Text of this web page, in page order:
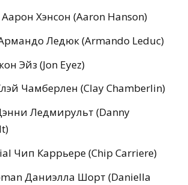
Хэнсон (Aaron Hanson)
Ледюк (Armando Leduc)
Эйз (Jon Eyez)
Чамберлен (Clay Chamberlin)
Ледмирульт (Danny
Чип Каррьере (Chip Carriere)
Даниэлла Шорт (Daniella